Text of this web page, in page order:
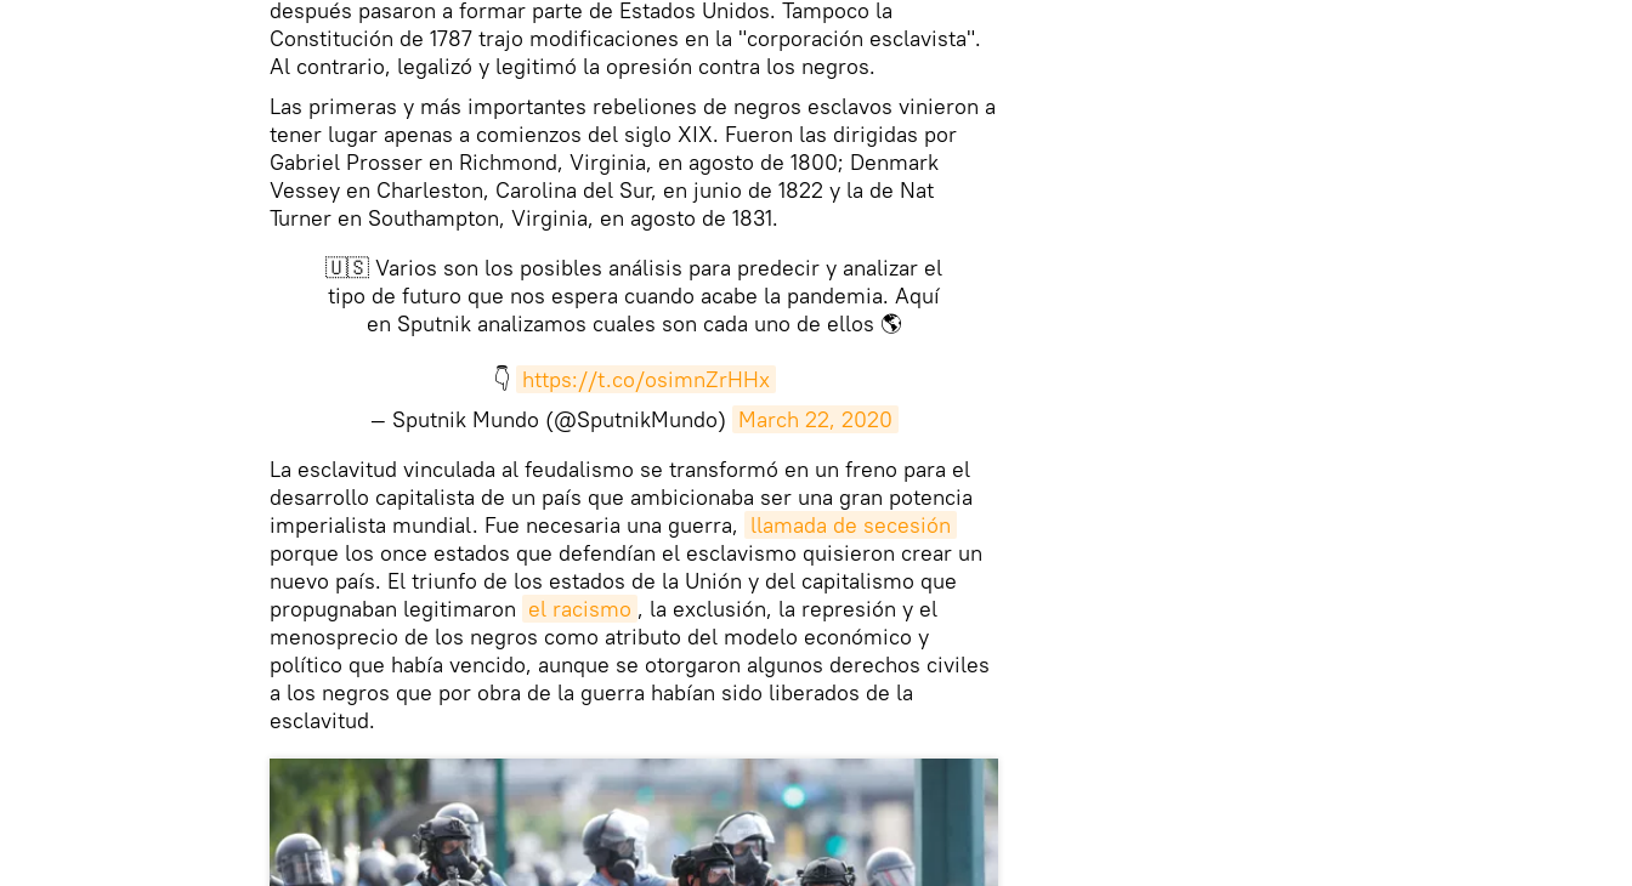
después pasaron a formar parte de Estados Unidos. Tampoco la
Constitución de 1787 trajo modificaciones en la "corporación esclavista".
Al contrario, legalizó y legitimó la opresión contra los negros.
Las primeras y más importantes rebeliones de negros esclavos vinieron a
tener lugar apenas a comienzos del siglo XIX. Fueron las dirigidas por
Gabriel Prosser en Richmond, Virginia, en agosto de 1800; Denmark
Vessey en Charleston, Carolina del Sur, en junio de 1822 y la de Nat
Turner en Southampton, Virginia, en agosto de 1831.
🇺🇸 Varios son los posibles análisis para predecir y analizar el
tipo de futuro que nos espera cuando acabe la pandemia. Aquí
en Sputnik analizamos cuales son cada uno de ellos 🌎
👇 https://t.co/osimnZrHHx
— Sputnik Mundo (@SputnikMundo) March 22, 2020
​La esclavitud vinculada al feudalismo se transformó en un freno para el
desarrollo capitalista de un país que ambicionaba ser una gran potencia
imperialista mundial. Fue necesaria una guerra, llamada de secesión
porque los once estados que defendían el esclavismo quisieron crear un
nuevo país. El triunfo de los estados de la Unión y del capitalismo que
propugnaban legitimaron el racismo , la exclusión, la represión y el
menosprecio de los negros como atributo del modelo económico y
político que había vencido, aunque se otorgaron algunos derechos civiles
a los negros que por obra de la guerra habían sido liberados de la
esclavitud.